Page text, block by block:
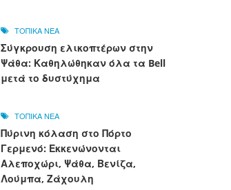
ΤΟΠΙΚΑ ΝΕΑ
Σύγκρουση ελικοπτέρων στην
Ψάθα: Καθηλώθηκαν όλα τα Bell
μετά το δυστύχημα
ΤΟΠΙΚΑ ΝΕΑ
Πύρινη κόλαση στο Πόρτο
Γερμενό: Εκκενώνονται
Αλεποχώρι, Ψάθα, Βενίζα,
Λούμπα, Ζάχουλη